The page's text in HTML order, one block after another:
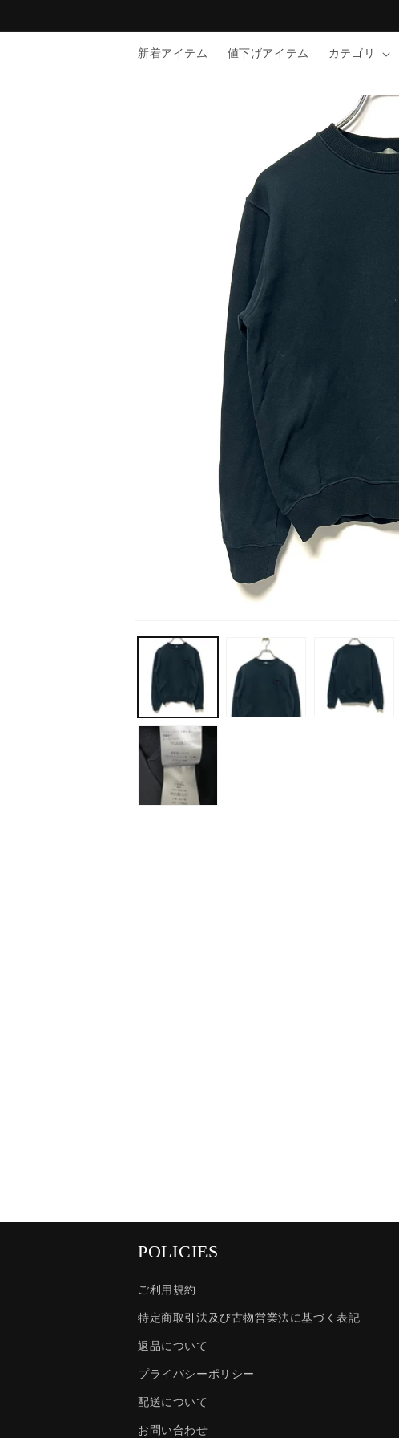
新着アイテム 値下げアイテム カテゴリ
ー
デ
ィ
ア
(1)
POLICIES
ご利用規約
特定商取引法及び古物営業法に基づく表記
返品について
プライバシーポリシー
配送について
お問い合わせ